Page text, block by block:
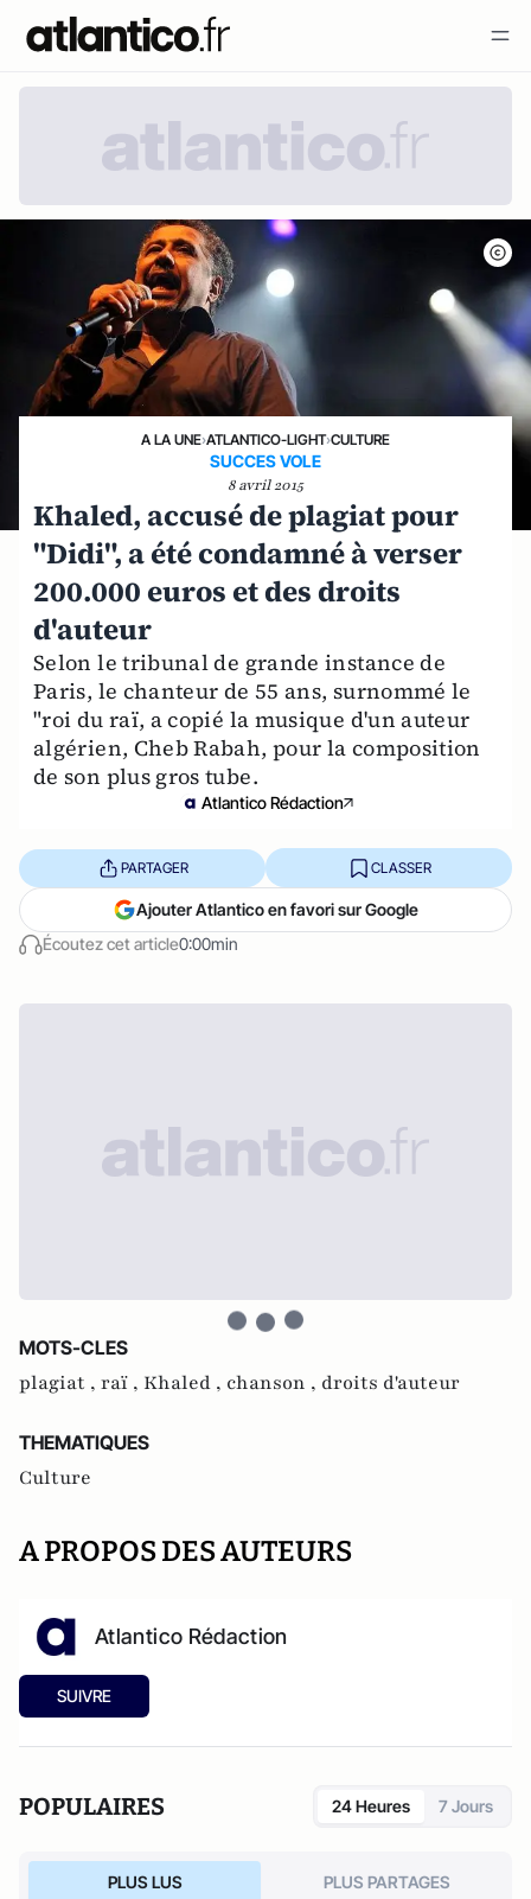
A LA UNE›ATLANTICO-LIGHT›CULTURE
SUCCES VOLE
8 avril 2015
Khaled, accusé de plagiat pour
"Didi", a été condamné à verser
200.000 euros et des droits
d'auteur
Selon le tribunal de grande instance de
Paris, le chanteur de 55 ans, surnommé le
"roi du raï, a copié la musique d'un auteur
algérien, Cheb Rabah, pour la composition
de son plus gros tube.
Atlantico Rédaction
Écoutez cet article0:00min
PARTAGER CLASSER
Ajouter Atlantico en favori sur Google
MOTS-CLES
plagiat , raï , Khaled , chanson , droits d'auteur
THEMATIQUES
Culture
A PROPOS DES AUTEURS
Atlantico Rédaction
SUIVRE
POPULAIRES 24 Heures 7 Jours
PLUS LUS PLUS PARTAGES